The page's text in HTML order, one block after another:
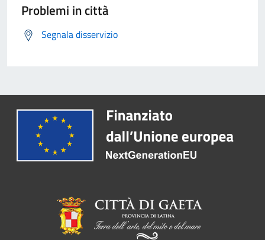
Problemi in città
Segnala disservizio